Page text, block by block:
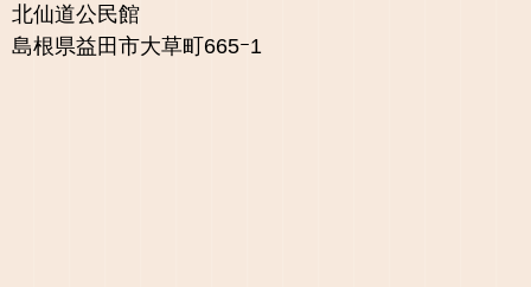
北仙道公民館
島根県益田市大草町665ｰ1